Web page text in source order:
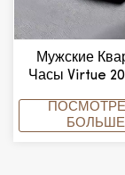
Мужские
Часы Virtue
Сплава,
БОЛЬШЕ